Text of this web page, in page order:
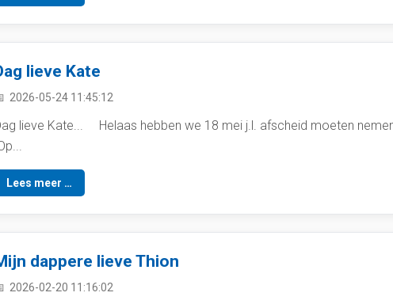
lieve Kate
2026-05-24 11:45:12
lieve Kate... Helaas hebben we 18 mei j.l. afscheid moeten
Lees meer …
dappere lieve Thion
2026-02-20 11:16:02